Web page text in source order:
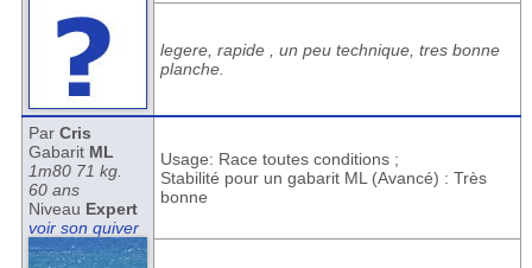
legere, rapide , un peu technique, tres bonne
planche.
Par Cris
Gabarit ML
1m80 71 kg.
60 ans
Niveau Expert
voir son quiver
Usage: Race toutes conditions ;
Stabilité pour un gabarit ML (Avancé) : Très
bonne